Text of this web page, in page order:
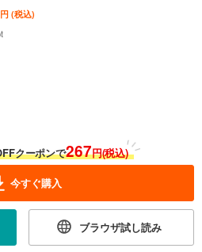
円 (税込)
クーポンで267円(税込)
今すぐ購入
ブラウザ試し読み